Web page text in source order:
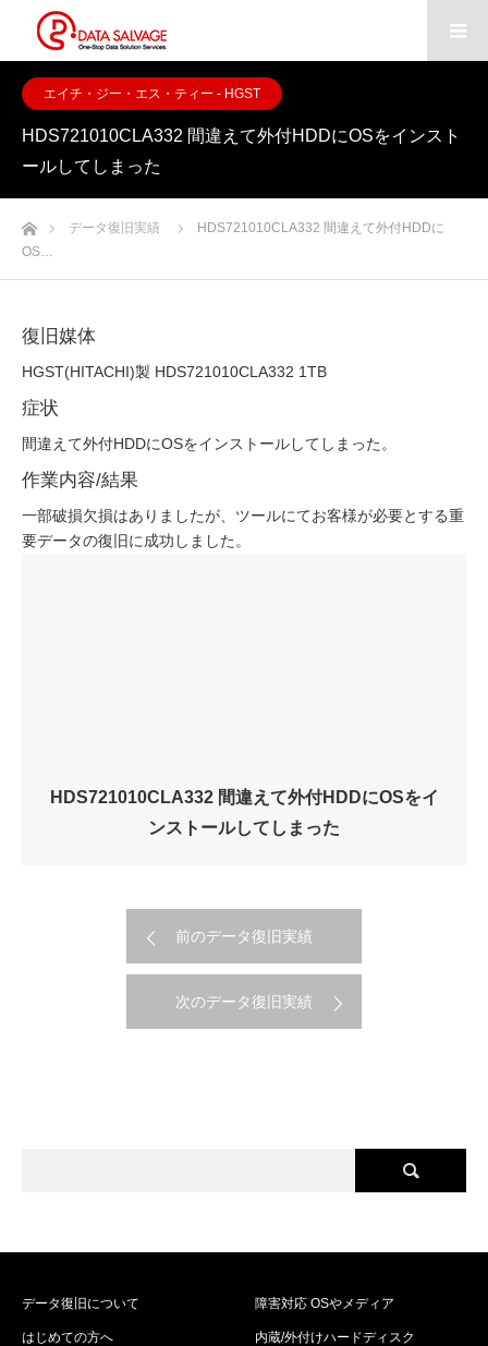
エイチ・ジー・エス・ティー - HGST
HDS721010CLA332 間違えて外付HDDにOSをインスト
ールしてしまった
ホームデータ復旧実績
HDS721010CLA332 間違えて外付HDDに
OS…
復旧媒体
HGST(HITACHI)製 HDS721010CLA332 1TB
症状
間違えて外付HDDにOSをインストールしてしまった。
作業内容/結果
一部破損欠損はありましたが、ツールにてお客様が必要とする重
要データの復旧に成功しました。
HDS721010CLA332 間違えて外付HDDにOSをイ
ンストールしてしまった
前のデータ復旧実績
次のデータ復旧実績
データ復旧について
はじめての方へ
障害対応 OSやメディア
内蔵/外付けハードディスク